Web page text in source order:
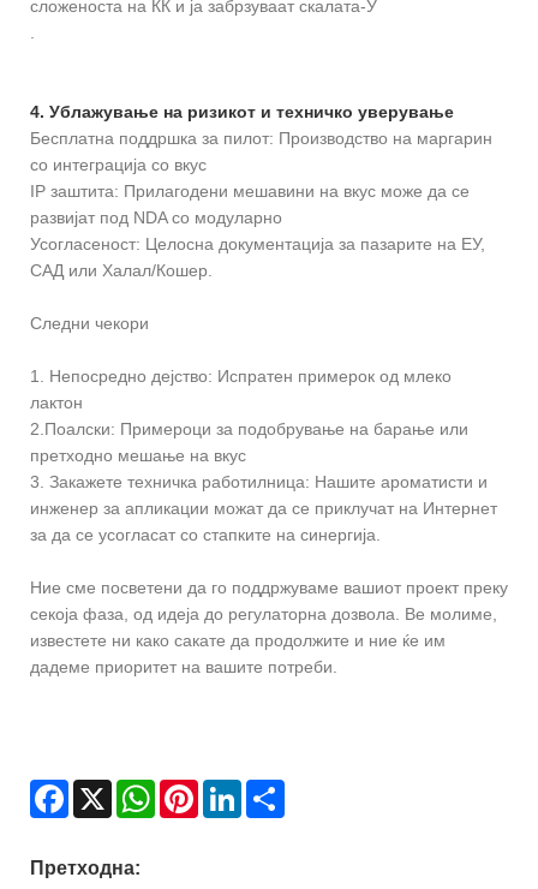
сложеноста на КК и ја забрзуваат скалата-У
4. Ублажување на ризикот и техничко уверување
Бесплатна поддршка за пилот: Производство на маргарин
со интеграција со вкус
IP заштита: Прилагодени мешавини на вкус може да се
развијат под NDA со модуларно
Усогласеност: Целосна документација за пазарите на ЕУ,
САД или Халал/Кошер.
Следни чекори
1. Непосредно дејство: Испратен примерок од млеко
лактон
2.Поалски: Примероци за подобрување на барање или
претходно мешање на вкус
3. Закажете техничка работилница: Нашите ароматисти и
инженер за апликации можат да се приклучат на Интернет
за да се усогласат со стапките на синергија.
Ние сме посветени да го поддржуваме вашиот проект преку
секоја фаза, од идеја до регулаторна дозвола. Ве молиме,
известете ни како сакате да продолжите и ние ќе им
дадеме приоритет на вашите потреби.
Facebook
X WhatsAppPinterestLinkedIn
Претходна: